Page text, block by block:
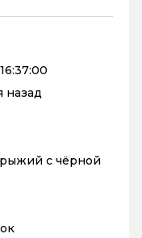
назад
с чёрной